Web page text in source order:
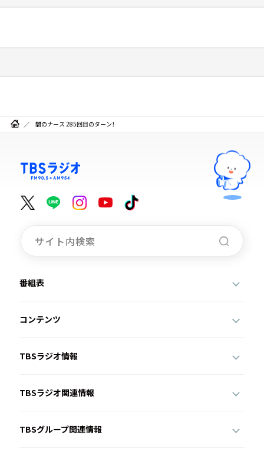
闇のナース 285回目のターン！
番組表
コンテンツ
TBSラジオ情報
TBSラジオ関連情報
TBSグループ関連情報